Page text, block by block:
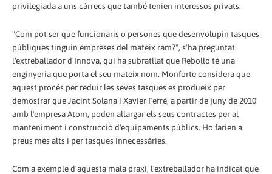
privilegiada a uns càrrecs que també tenien interessos privats.
"Com pot ser que funcionaris o persones que desenvolupin tasques
públiques tinguin empreses del mateix ram?", s'ha preguntat
l'extreballador d'Innova, qui ha subratllat que Rebollo té una
enginyeria que porta el seu mateix nom. Monforte considera que
aquest procés per reduir les seves tasques es produeix per
demostrar que Jacint Solana i Xavier Ferré, a partir de juny de 2010
amb l'empresa Atom, poden allargar els seus contractes per al
manteniment i construcció d'equipaments públics. Ho farien a
preus més alts i per tasques innecessàries.
Com a exemple d'aquesta mala praxi, l'extreballador ha indicat que